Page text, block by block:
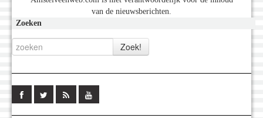
van de nieuwsberichten.
Zoeken